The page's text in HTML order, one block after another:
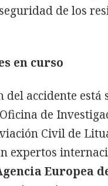
de los
en curso
del accidente está
de
Civil de
expertos
Europea